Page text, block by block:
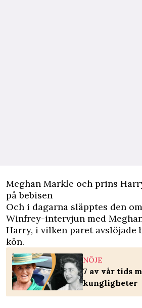
Meghan Markle och prins
på bebisen
Och i dagarna släpptes den
Winfrey-intervjun med
Harry, i vilken paret avslöjade
kön.
NÖJE
7 av vår tids
kungligheter